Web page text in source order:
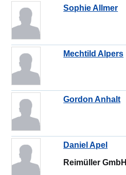
Sophie Allmer
Mechtild Alpers
Gordon Anhalt
Daniel Apel
Reimüller GmbH